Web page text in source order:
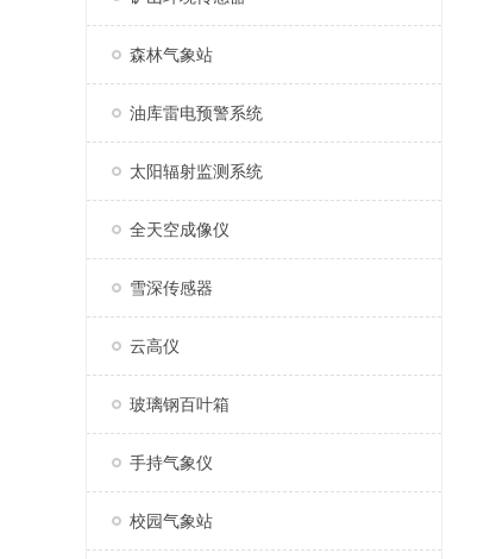
森林气象站
油库雷电预警系统
太阳辐射监测系统
全天空成像仪
雪深传感器
云高仪
玻璃钢百叶箱
手持气象仪
校园气象站